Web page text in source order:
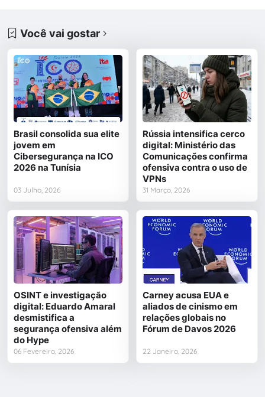
Você vai gostar
Brasil consolida sua elite
jovem em
Cibersegurança na ICO
2026 na Tunísia
03 Julho, 2026
Rússia intensifica cerco
digital: Ministério das
Comunicações confirma
ofensiva contra o uso de
VPNs
31 Março, 2026
OSINT e investigação
digital: Eduardo Amaral
desmistifica a
segurança ofensiva além
do Hype
06 Fevereiro, 2026
Carney acusa EUA e
aliados de cinismo em
relações globais no
Fórum de Davos 2026
22 Janeiro, 2026